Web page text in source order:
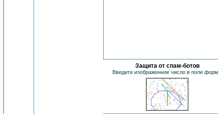
Защита от спам-ботов
Введите изображенное число в поле